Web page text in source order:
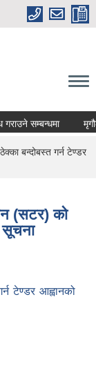
सम्बन्धमा
बन्दोबस्त गर्न टेण्डर
(सटर) को
सूचना
टेण्डर आह्वानको